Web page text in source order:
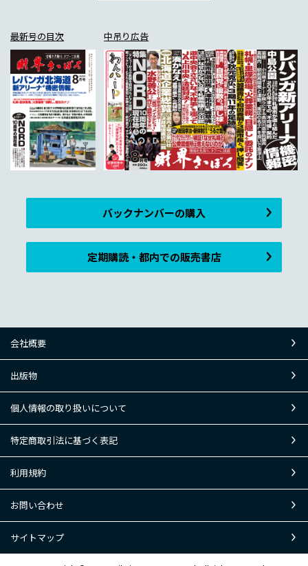
最新号の目次 中吊り広告
バックナンバーの購入
定期購読・都内での販売書店
会社概要
出版物
個人情報の取り扱いについて
特定商取引法に基づく表記
利用規約
お問い合わせ
サイトマップ